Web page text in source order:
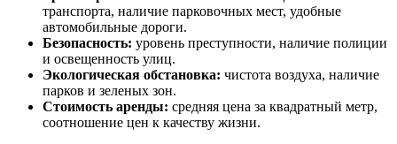
транспорта, наличие парковочных мест, удобные
автомобильные дороги.
Безопасность: уровень преступности, наличие полиции
и освещенность улиц.
Экологическая обстановка: чистота воздуха, наличие
парков и зеленых зон.
Стоимость аренды: средняя цена за квадратный метр,
соотношение цен к качеству жизни.